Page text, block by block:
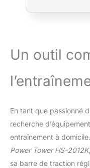
sur pied est
réaliser un
gymnastique
de charge
construction
ventouses en
effectuer votre
toute sécurité,
Un outil
En tant que passionné
recherche
entraînement à
Power Tower HS-2012K
sa barre de traction